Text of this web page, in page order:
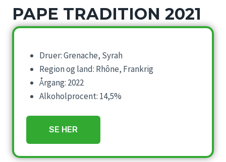
PAPE TRADITION 2021
Druer: Grenache, Syrah
Region og land: Rhône, Frankrig
Årgang: 2022
Alkoholprocent: 14,5%
SE HER